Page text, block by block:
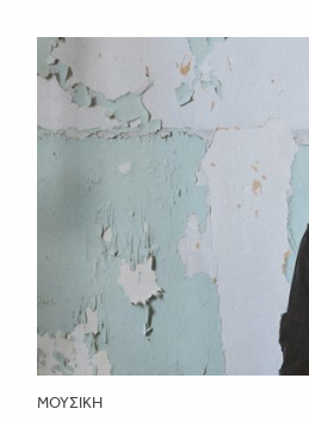
ΜΟΥΣΙΚΉ